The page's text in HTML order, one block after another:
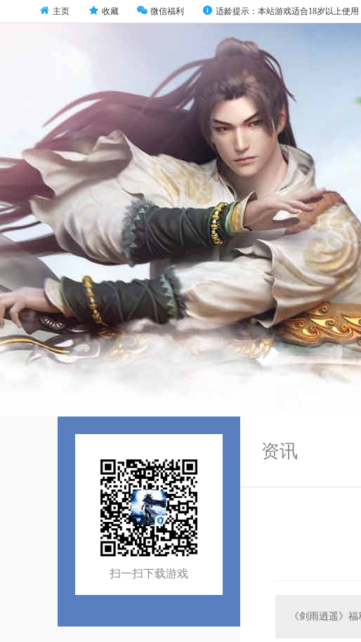
主页 收藏 微信福利 适龄提示：本站游戏适合18岁以上使用
扫一扫下载游戏
资讯
《剑雨逍遥》